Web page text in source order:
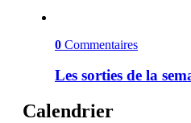
0 Commentaires
Les sorties de la
Calendrier